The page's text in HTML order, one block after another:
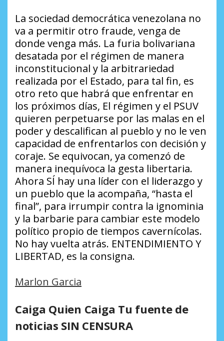
La sociedad democrática venezolana no
va a permitir otro fraude, venga de
donde venga más. La furia bolivariana
desatada por el régimen de manera
inconstitucional y la arbitrariedad
realizada por el Estado, para tal fin, es
otro reto que habrá que enfrentar en
los próximos días, El régimen y el PSUV
quieren perpetuarse por las malas en el
poder y descalifican al pueblo y no le ven
capacidad de enfrentarlos con decisión y
coraje. Se equivocan, ya comenzó de
manera inequívoca la gesta libertaria.
Ahora SÍ hay una líder con el liderazgo y
un pueblo que la acompaña, “hasta el
final”, para irrumpir contra la ignominia
y la barbarie para cambiar este modelo
político propio de tiempos cavernícolas.
No hay vuelta atrás. ENTENDIMIENTO Y
LIBERTAD, es la consigna.
Marlon Garcia
Caiga Quien Caiga Tu fuente de
noticias SIN CENSURA